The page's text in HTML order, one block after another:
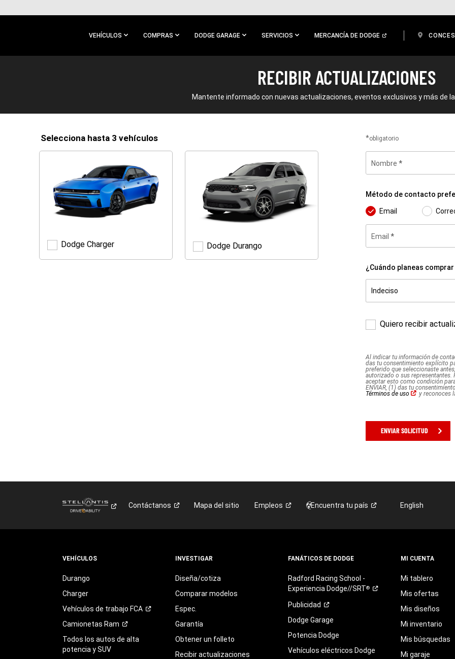
CONTENIDO
VEHÍCULOS COMPRAS DODGE GARAGE SERVICIOS MERCANCÍA DE DODGE
RECIBIR ACTUALIZACIONES
Mantente informado con nuevas actualizaciones, eventos exclusivos y más de la
selecciona hasta 3 vehículos
Dodge Charger
Dodge
Dodge Durango
Dodge
Durango
obligatorio
Nombre
de
preferido
Método de contacto
Email
Email
¿Cuándo planeas
¿Cuándo
planeas
tu
Indeciso
Indeciso
1 mes o menos
2 a 3 meses
4 a 6 meses
7 a 12 meses
1 año +
Quiero recibir
Al indicar tu información de
das tu consentimiento explícito
preferido que seleccionaste
autorizado o sus representantes.
aceptar esto como condición
ENVIAR, (1) das tu
Términos de uso (Abriry reconoces
Contáctanos Mapa del sitio Empleos Encuentra tu país English
VEHÍCULOS
Durango
Charger
Vehículos de trabajo FCA
Camionetas Ram
Todos los autos de alta
potencia y SUV
INVESTIGAR
Diseña/cotiza
Comparar modelos
Espec.
Garantía
Obtener un folleto
Recibir actualizaciones
FANÁTICOS DE DODGE
Radford Racing School -
Experiencia Dodge//SRT®
Publicidad
Dodge Garage
Potencia Dodge
Vehículos eléctricos Dodge
MI CUENTA
Mi tablero
Mis ofertas
Mis diseños
Mi inventario
Mis búsquedas
Mi garaje